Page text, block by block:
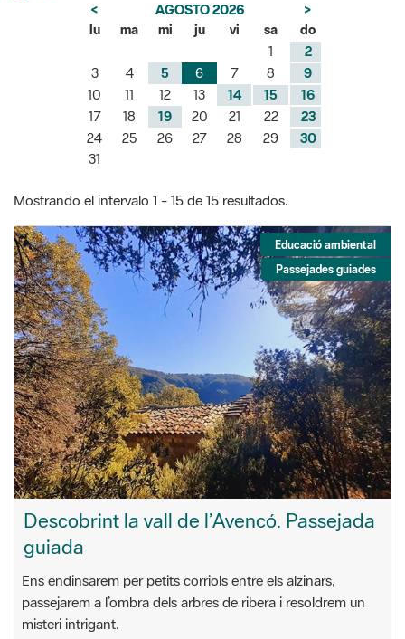
< AGOSTO 2026
>
lu
ma mi ju vi sa
do
1
2
3
4 5 6 7 8
9
10
11 12 13 14 15
16
17
18 19 20 21 22
23
24
25 26 27 28 29
30
31
Mostrando el intervalo 1 - 15 de 15 resultados.
Educació ambiental
Passejades guiades
Descobrint la vall de l’Avencó. Passejada
guiada
Ens endinsarem per petits corriols entre els alzinars,
passejarem a l’ombra dels arbres de ribera i resoldrem un
misteri intrigant.